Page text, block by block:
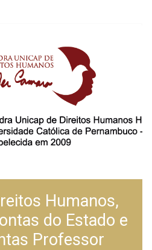
Humanos,
do Estado e
Professor